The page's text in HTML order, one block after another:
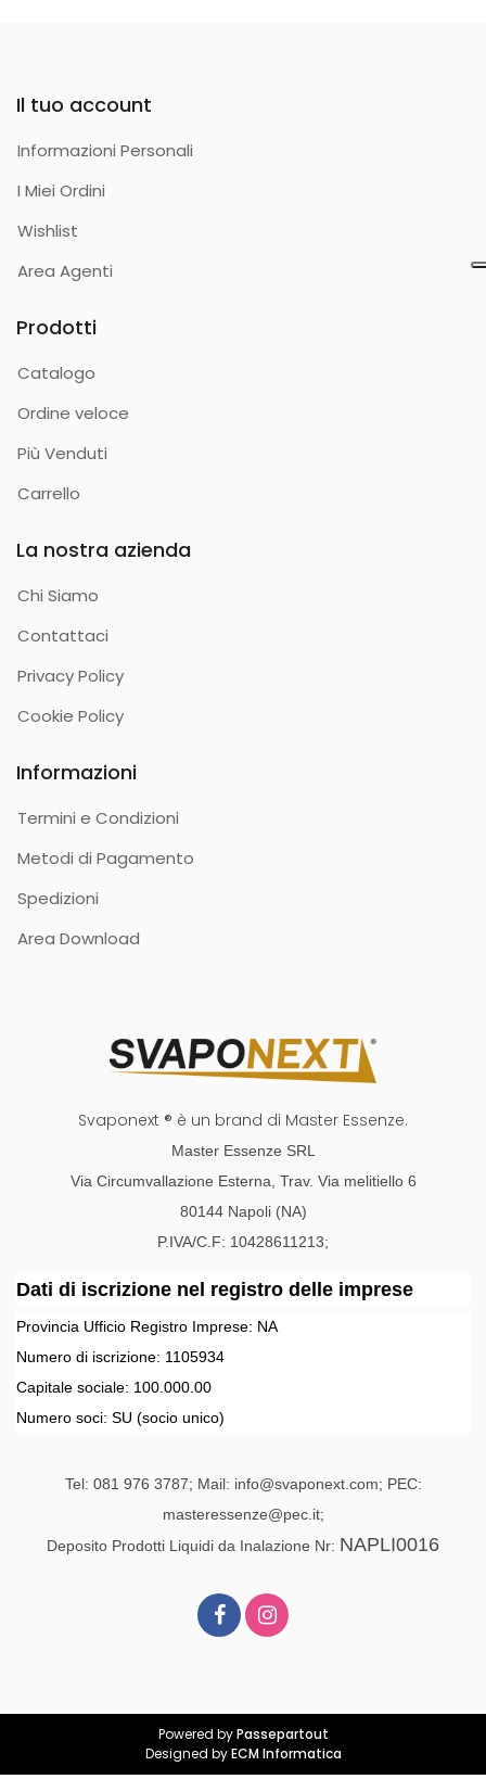
Il tuo account
Informazioni Personali
I Miei Ordini
Wishlist
Area Agenti
Prodotti
Catalogo
Ordine veloce
Più Venduti
Carrello
La nostra azienda
Chi Siamo
Contattaci
Privacy Policy
Cookie Policy
Informazioni
Termini e Condizioni
Metodi di Pagamento
Spedizioni
Area Download
Svaponext ® è un brand di Master Essenze.
Master Essenze SRL
Via Circumvallazione Esterna, Trav. Via melitiello 6
80144 Napoli (NA)
P.IVA/C.F: 10428611213;
Dati di iscrizione nel registro delle imprese
Provincia Ufficio Registro Imprese: NA
Numero di iscrizione: 1105934
Capitale sociale: 100.000.00
Numero soci: SU (socio unico)
Tel: 081 976 3787; Mail: info@svaponext.com; PEC:
masteressenze@pec.it;
Deposito Prodotti Liquidi da Inalazione Nr: NAPLI0016
Powered byPassepartout
Designed byECM Informatica